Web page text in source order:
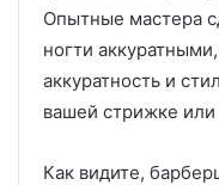
Опытные мастера
ногти
аккуратность и
вашей стрижке
Как видите,